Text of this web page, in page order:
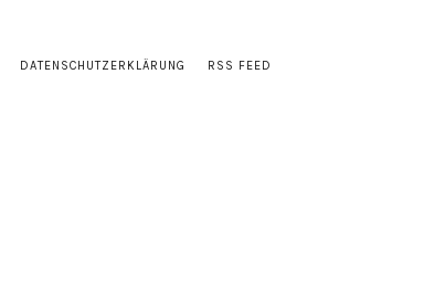
DATENSCHUTZERKLÄRUNG RSS FEED